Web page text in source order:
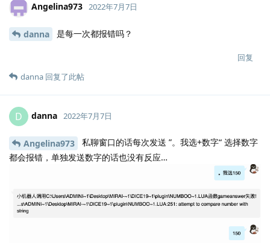
Angelina973 2022年7月7日
danna 是每一次都报错吗？
回复
danna 回复了此帖
D danna 2022年7月7日
Angelina973
私聊窗口的话每次发送 ”。我选+数字“ 选择数字
都会报错，单独发送数字的话也没有反应…